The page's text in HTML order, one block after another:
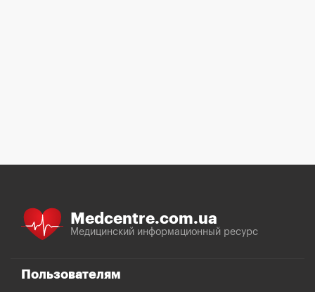
Medcentre.com.ua
Медицинский информационный ресурс
Пользователям